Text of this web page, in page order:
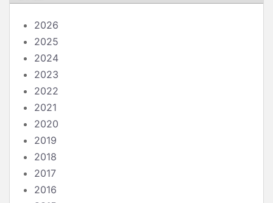
2026
2025
2024
2023
2022
2021
2020
2019
2018
2017
2016